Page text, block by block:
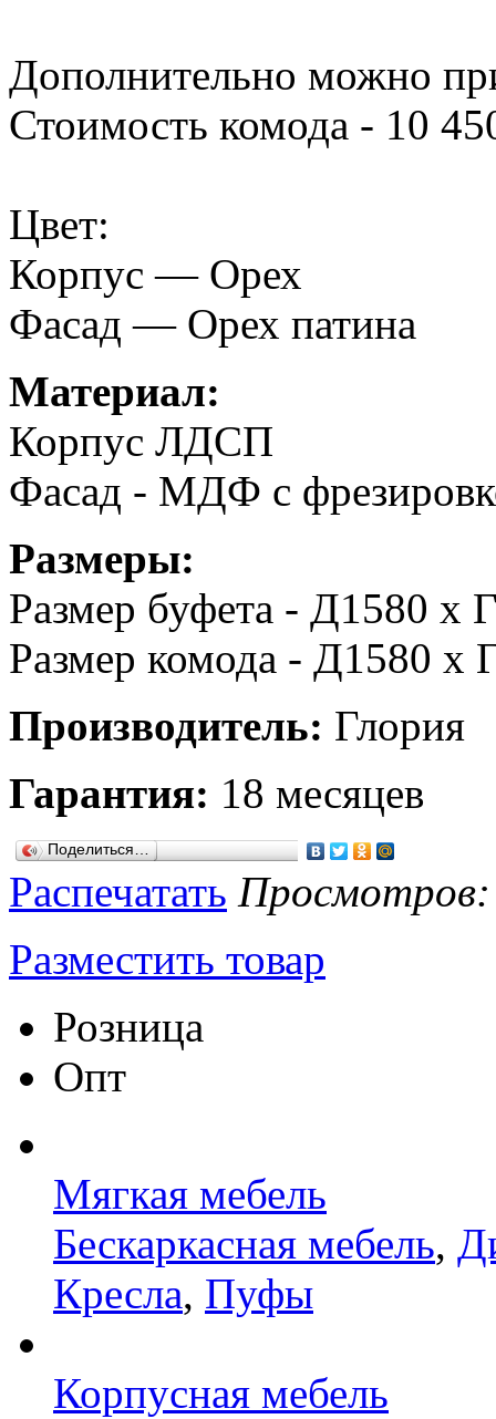
Дополнительно можно
Стоимость комода - 10
Цвет:
Корпус — Орех
Фасад — Орех патина
Материал:
Корпус ЛДСП
Фасад - МДФ с
Размеры:
Размер буфета - Д1580 х
Размер комода - Д1580 х
Производитель: Глория
Гарантия: 18 месяцев
Поделиться…
Распечатать Просмотров:
Разместить товар
Розница
Опт
Мягкая мебель
Бескаркасная мебель,
Кресла, Пуфы
Корпусная мебель